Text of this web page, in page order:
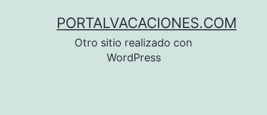
PORTALVACACIONES.COM
Otro sitio realizado con
WordPress